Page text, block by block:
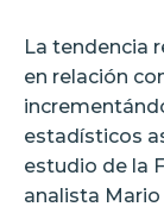
La tendencia
en relación
estadísticos
estudio de la
analista